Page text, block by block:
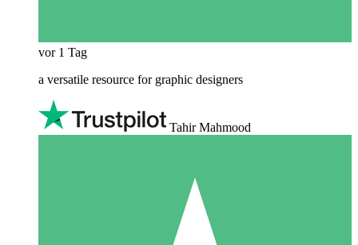
vor 1 Tag
a versatile resource for graphic designers
Tahir Mahmood